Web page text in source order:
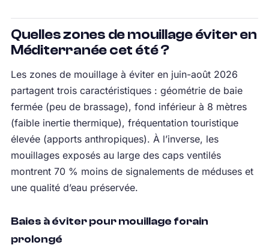
Quelles zones de mouillage éviter en
Méditerranée cet été ?
Les zones de mouillage à éviter en juin-août 2026
partagent trois caractéristiques : géométrie de baie
fermée (peu de brassage), fond inférieur à 8 mètres
(faible inertie thermique), fréquentation touristique
élevée (apports anthropiques). À l’inverse, les
mouillages exposés au large des caps ventilés
montrent 70 % moins de signalements de méduses et
une qualité d’eau préservée.
Baies à éviter pour mouillage forain
prolongé